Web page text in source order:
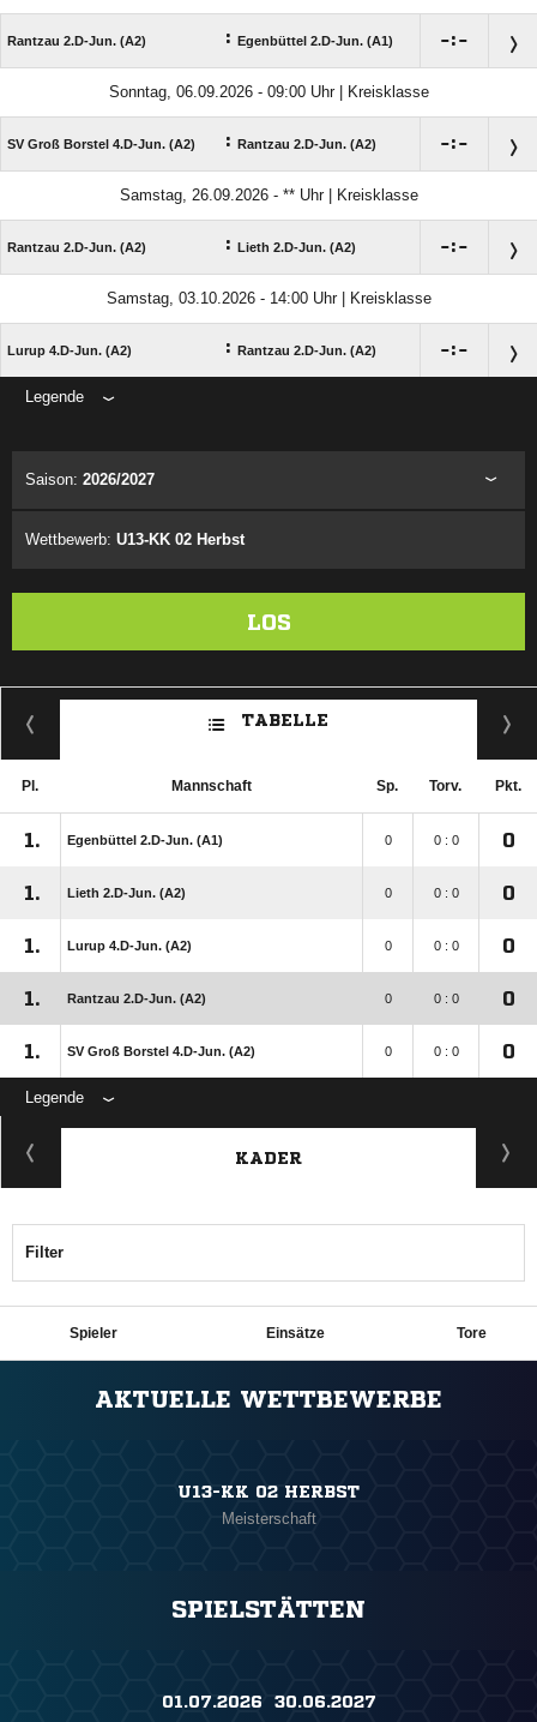
Rantzau 2.D-Jun. (A2) : Egenbüttel 2.D-Jun. (A1) :
Sonntag, 06.09.2026 - 09:00 Uhr | Kreisklasse
SV Groß Borstel 4.D-Jun. (A2) : Rantzau 2.D-Jun. (A2) :
Samstag, 26.09.2026 - ** Uhr | Kreisklasse
Rantzau 2.D-Jun. (A2) : Lieth 2.D-Jun. (A2) :
Samstag, 03.10.2026 - 14:00 Uhr | Kreisklasse
Lurup 4.D-Jun. (A2) : Rantzau 2.D-Jun. (A2) :
Legende
Saison: 2026/2027
Wettbewerb: U13-KK 02 Herbst
LOS
TABELLE
Pl. Mannschaft Sp. Torv. Pkt.
1. Egenbüttel 2.D-Jun. (A1) 0 0 : 0 0
1. Lieth 2.D-Jun. (A2) 0 0 : 0 0
1. Lurup 4.D-Jun. (A2) 0 0 : 0 0
1. Rantzau 2.D-Jun. (A2) 0 0 : 0 0
1. SV Groß Borstel 4.D-Jun. (A2) 0 0 : 0 0
Legende
KADER
Filter
Spieler Einsätze Tore
AKTUELLE WETTBEWERBE
U13-KK 02 HERBST
Meisterschaft
SPIELSTÄTTEN
01.07.2026 ​ 30.06.2027